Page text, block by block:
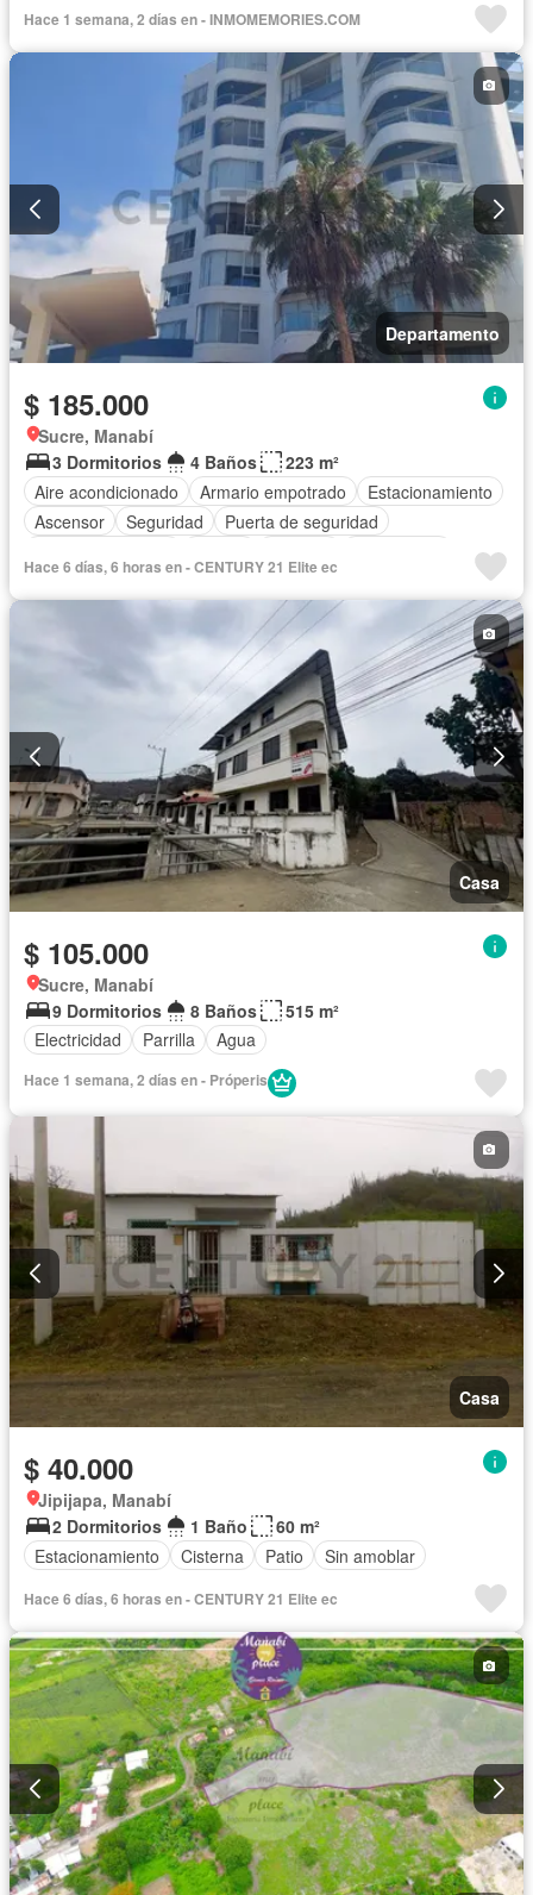
Hace 1 semana, 2 días en - INMOMEMORIES.COM
Departamento
$ 185.000
Sucre, Manabí
3 Dormitorios
4 Baños
223 m²
Aire acondicionado
Armario empotrado
Estacionamiento
Ascensor
Seguridad
Puerta de seguridad
Hace 6 días, 6 horas en - CENTURY 21 Elite ec
Casa
$ 105.000
Sucre, Manabí
9 Dormitorios
8 Baños
515 m²
Electricidad
Parrilla Agua
Hace 1 semana, 2 días en - Próperis
Casa
$ 40.000
Jipijapa, Manabí
2 Dormitorios
1 Baño
60 m²
Estacionamiento
Cisterna Patio Sin amoblar
Hace 6 días, 6 horas en - CENTURY 21 Elite ec